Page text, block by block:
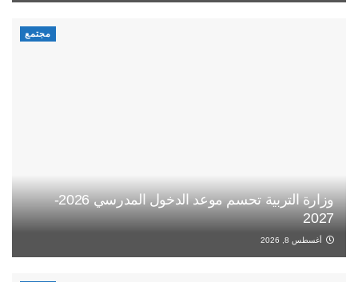
مجتمع
وزارة التربية تحسم موعد الدخول المدرسي 2026-
2027
أغسطس 8, 2026